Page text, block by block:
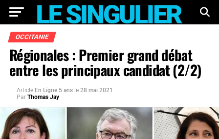
OCCITANIE
Régionales : Premier grand débat
entre les principaux candidat (2/2)
Article En Ligne 5 ans le 28 mai 2021
Par Thomas Jay